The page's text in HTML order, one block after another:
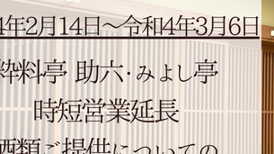
法要
ウェディング